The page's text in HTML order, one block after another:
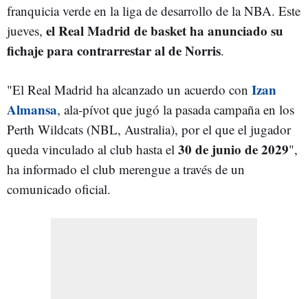
franquicia verde en la liga de desarrollo de la NBA. Este
jueves, el Real Madrid de basket ha anunciado su
fichaje para contrarrestar al de Norris.
"El Real Madrid ha alcanzado un acuerdo con Izan
Almansa, ala-pívot que jugó la pasada campaña en los
Perth Wildcats (NBL, Australia), por el que el jugador
queda vinculado al club hasta el 30 de junio de 2029",
ha informado el club merengue a través de un
comunicado oficial.